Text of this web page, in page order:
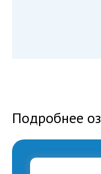
Подробнее